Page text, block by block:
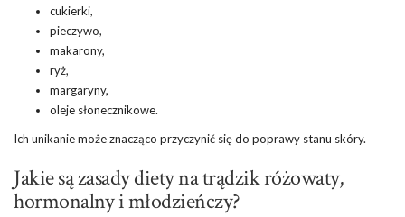
cukierki,
pieczywo,
makarony,
ryż,
margaryny,
oleje słonecznikowe.
Ich unikanie może znacząco przyczynić się do poprawy stanu skóry.
Jakie są zasady diety na trądzik różowaty,
hormonalny i młodzieńczy?